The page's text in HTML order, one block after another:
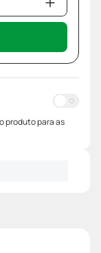
produto para as